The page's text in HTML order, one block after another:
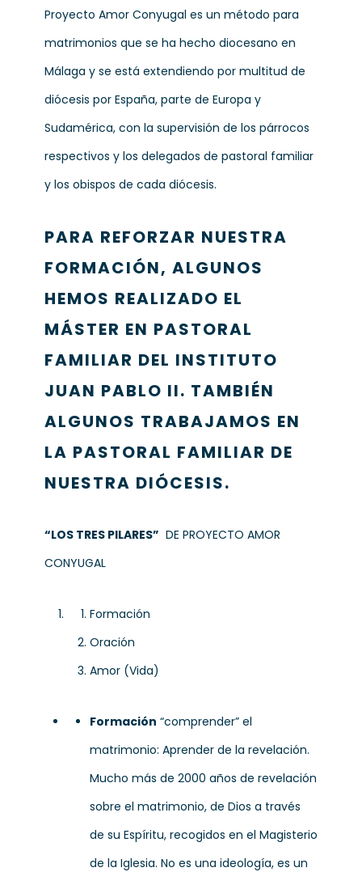
Proyecto Amor Conyugal es un método para
matrimonios que se ha hecho diocesano en
Málaga y se está extendiendo por multitud de
diócesis por España, parte de Europa y
Sudamérica, con la supervisión de los párrocos
respectivos y los delegados de pastoral familiar
y los obispos de cada diócesis.
PARA REFORZAR NUESTRA
FORMACIÓN, ALGUNOS
HEMOS REALIZADO EL
MÁSTER EN PASTORAL
FAMILIAR DEL INSTITUTO
JUAN PABLO II. TAMBIÉN
ALGUNOS TRABAJAMOS EN
LA PASTORAL FAMILIAR DE
NUESTRA DIÓCESIS.
“LOS TRES PILARES” DE PROYECTO AMOR
CONYUGAL
Formación
Oración
Amor (Vida)
Formación “comprender” el
matrimonio: Aprender de la revelación.
Mucho más de 2000 años de revelación
sobre el matrimonio, de Dios a través
de su Espíritu, recogidos en el Magisterio
de la Iglesia. No es una ideología, es un